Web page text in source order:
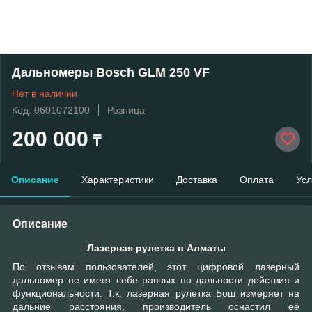
Дальномеры Bosch GLM 250 VF
Нет в наличии
Код: 0601072100
Розница
200 000 ₸
Описание Характеристики Доставка Оплата
Описание
Лазерная рулетка в Алматы
По отзывам пользователей, этот цифровой лазерный
дальномер не имеет себе равных по дальности действия и
функциональности. Т.к. лазерная рулетка Бош измеряет на
дальние расстояния, производитель оснастил её